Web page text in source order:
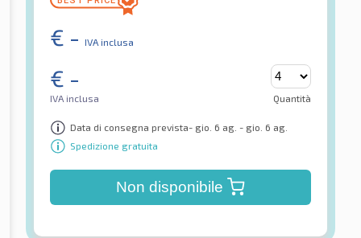
€ - IVA inclusa
€ -
IVA inclusa Quantità
Data di consegna prevista- gio. 6 ag. - gio. 6 ag.
Spedizione gratuita
Non disponibile